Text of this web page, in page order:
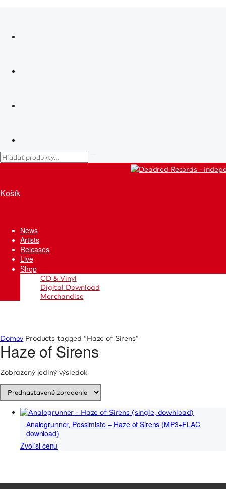
Košík
News
Artists
Releases
Live
Shop
CD & Vinyl
Digital Download
Merchandise
Domov Products tagged “Haze of Sirens”
Haze of Sirens
Zobrazený jediný výsledok
Analogrunner, Possimiste – Haze of Sirens (MP3+FLAC
download)
Zvoľ si cenu